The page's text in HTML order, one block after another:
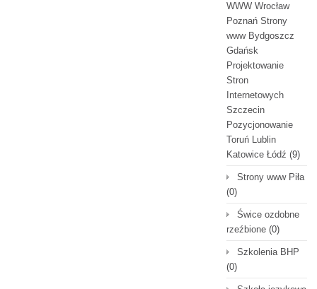
WWW Wrocław
Poznań Strony
www Bydgoszcz
Gdańsk
Projektowanie
Stron
Internetowych
Szczecin
Pozycjonowanie
Toruń Lublin
Katowice Łódź (9)
Strony www Piła
(0)
Świce ozdobne
rzeźbione (0)
Szkolenia BHP
(0)